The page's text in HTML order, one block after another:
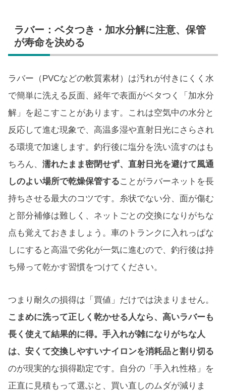
ラバー：ベタつき・加水分解に注意、保管
が寿命を決める
ラバー（PVCなどの軟質素材）は汚れが付きにくく水
で簡単に洗える反面、経年で表面がベタつく「加水分
解」を起こすことがあります。これは空気中の水分と
反応して進む現象で、高温多湿や直射日光にさらされ
る環境で加速します。釣行後に塩分を洗い流すのはも
ちろん、 濡れたまま密閉せず、直射日光を避けて風通
しのよい場所で乾燥保管することがラバーネットを長
持ちさせる最大のコツです。糸状でない分、面が傷む
と部分補修は難しく、ネットごとの交換になりがちな
点も覚えておきましょう。車のトランクに入れっぱな
しにすると高温で劣化が一気に進むので、釣行後は持
ち帰って乾かす習慣をつけてください。
つまり耐久の損得は「買値」だけでは決まりません。
こまめに洗って正しく乾かせる人なら、高いラバーも
長く使えて結果的に得。手入れが雑になりがちな人
は、安くて交換しやすいナイロンを消耗品と割り切る
のが現実的な損得勘定です。自分の「手入れ性格」を
正直に見積もって選ぶと、買い直しのムダが減りま